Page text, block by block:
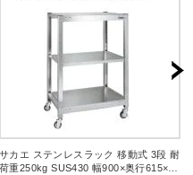
サカエ ステンレスラック 移動式 3段 耐
荷重250kg SUS430 幅900×奥行615×高